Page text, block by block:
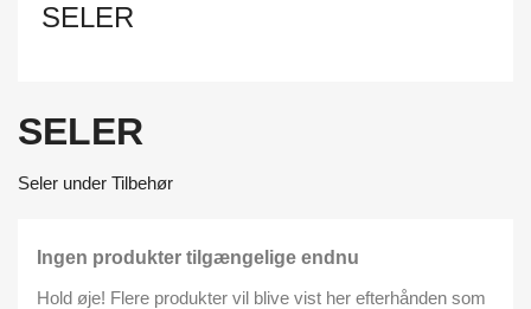
SELER
SELER
Seler under Tilbehør
Ingen produkter tilgængelige endnu
Hold øje! Flere produkter vil blive vist her efterhånden som